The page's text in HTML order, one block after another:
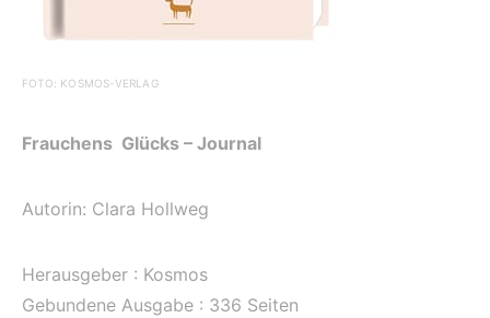
FOTO: KOSMOS-VERLAG
Frauchens Glücks – Journal
Autorin: Clara Hollweg
Herausgeber : Kosmos
Gebundene Ausgabe : 336 Seiten